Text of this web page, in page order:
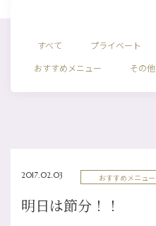
すべて プライベート
おすすめメニュー
その他
2017.02.03 おすすめメニュー
明日は節分！！